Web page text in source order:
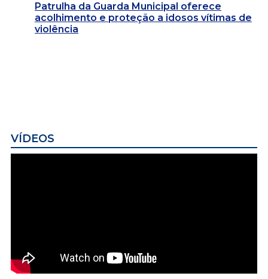
Patrulha da Guarda Municipal oferece
acolhimento e proteção a idosos vítimas de
violência
VÍDEOS